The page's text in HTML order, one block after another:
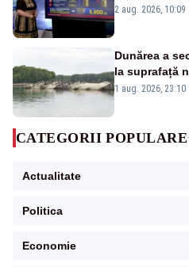
pierdute de
2 aug. 2026, 10:09
Dunărea a
la suprafață
război mondial
1 aug. 2026, 23:10
CATEGORII POPULARE
Actualitate
Politica
Economie